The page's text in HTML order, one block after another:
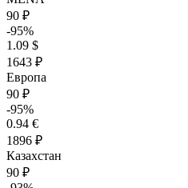
90 ₽
-95%
1.09 $
1643 ₽
Европа
90 ₽
-95%
0.94 €
1896 ₽
Казахстан
90 ₽